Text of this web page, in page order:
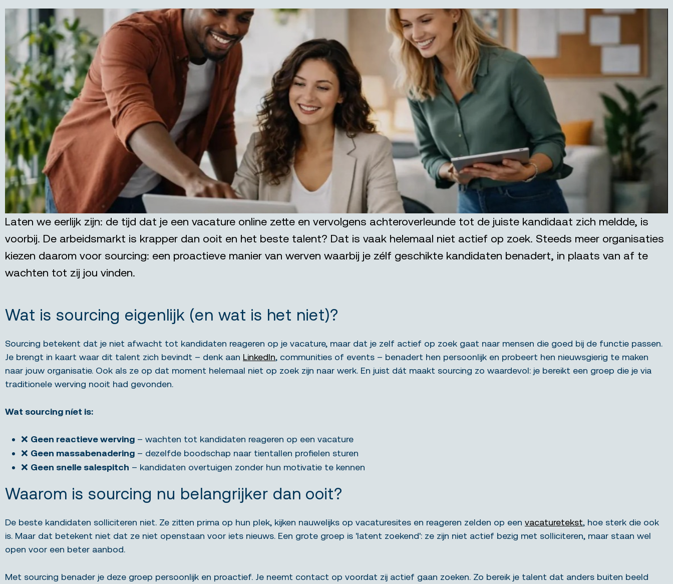
Laten we eerlijk zijn: de tijd dat je een vacature online zette en vervolgens achteroverleunde tot de juiste kandidaat zich meldde, is
voorbij. De arbeidsmarkt is krapper dan ooit en het beste talent? Dat is vaak helemaal niet actief op zoek. Steeds meer organisaties
kiezen daarom voor sourcing: een proactieve manier van werven waarbij je zélf geschikte kandidaten benadert, in plaats van af te
wachten tot zij jou vinden.
Wat is sourcing eigenlijk (en wat is het niet)?
Sourcing betekent dat je niet afwacht tot kandidaten reageren op je vacature, maar dat je zelf actief op zoek gaat naar mensen die goed bij de functie passen.
Je brengt in kaart waar dit talent zich bevindt – denk aan LinkedIn, communities of events – benadert hen persoonlijk en probeert hen nieuwsgierig te maken
naar jouw organisatie. Ook als ze op dat moment helemaal niet op zoek zijn naar werk. En juist dát maakt sourcing zo waardevol: je bereikt een groep die je via
traditionele werving nooit had gevonden.
Wat sourcing níet is:
❌ Geen reactieve werving – wachten tot kandidaten reageren op een vacature
❌ Geen massabenadering – dezelfde boodschap naar tientallen profielen sturen
❌ Geen snelle salespitch – kandidaten overtuigen zonder hun motivatie te kennen
Waarom is sourcing nu belangrijker dan ooit?
De beste kandidaten solliciteren niet. Ze zitten prima op hun plek, kijken nauwelijks op vacaturesites en reageren zelden op een vacaturetekst, hoe sterk die ook
is. Maar dat betekent niet dat ze niet openstaan voor iets nieuws. Een grote groep is 'latent zoekend': ze zijn niet actief bezig met solliciteren, maar staan wel
open voor een beter aanbod.
Met sourcing benader je deze groep persoonlijk en proactief. Je neemt contact op voordat zij actief gaan zoeken. Zo bereik je talent dat anders buiten beeld